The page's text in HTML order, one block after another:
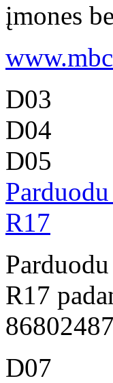
įmones
D03
D04
D05
R17
R17
D07